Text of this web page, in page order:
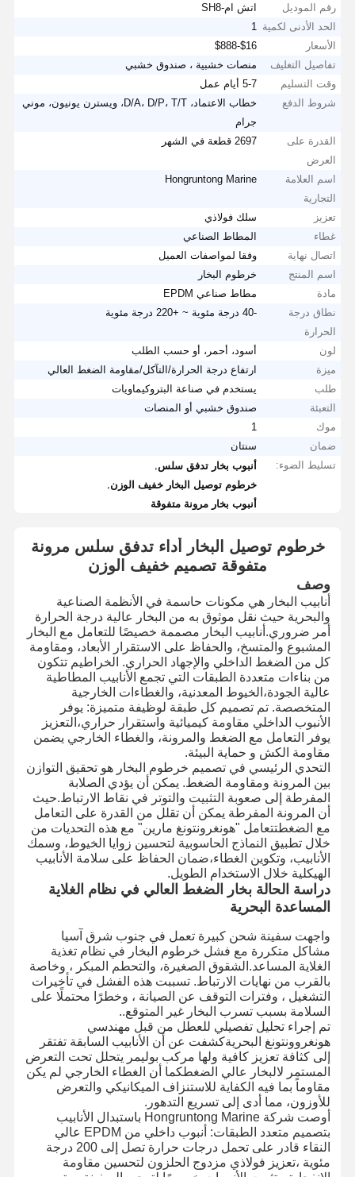
المنزل المنتجات
جولة في
المصنع
رقم الموديل
اتش ام-SH8
الحد الأدنى لكمية
1
الأسعار
$16-$888
تفاصيل التغليف
منصات خشبية ، صندوق خشبي
وقت التسليم
5-7 أيام عمل
شروط الدفع
خطاب الاعتماد، D/A، D/P، T/T، ويسترن يونيون، موني
جرام
القدرة على
العرض
2697 قطعة في الشهر
اسم العلامة
التجارية
Hongruntong Marine
تعزيز
سلك فولاذي
غطاء
المطاط الصناعي
اتصال نهاية
وفقا لمواصفات العميل
اسم المنتج
خرطوم البخار
مادة
مطاط صناعي EPDM
نطاق درجة
الحرارة
-40 درجة مئوية ~ +220 درجة مئوية
لون
أسود، أحمر، أو حسب الطلب
ميزة
ارتفاع درجة الحرارة/التآكل/مقاومة الضغط العالي
طلب
يستخدم في صناعة البتروكيماويات
التعبئة
صندوق خشبي أو المنصات
موك
1
ضمان
سنتان
تسليط الضوء:
أنبوب بخار تدفق سلس
خرطوم توصيل البخار خفيف الوزن
أنبوب بخار مرونة متفوقة
خرطوم توصيل البخار أداء تدفق سلس مرونة
متفوقة تصميم خفيف الوزن
وصف
أنابيب البخار هي مكونات حاسمة في الأنظمة الصناعية
والبحرية حيث نقل موثوق به من البخار عالية درجة الحرارة
أمر ضروري.أنابيب البخار مصممة خصيصًا للتعامل مع البخار
المشبوع والمتسخ، والحفاظ على الاستقرار الأبعاد، ومقاومة
كل من الضغط الداخلي والإجهاد الحراري. الخراطيم تتكون
من بناءات متعددة الطبقات التي تجمع الأنابيب المطاطية
عالية الجودة،الخيوط المعدنية، والغطاءات الخارجية
المتخصصة. تم تصميم كل طبقة لوظيفة متميزة: يوفر
الأنبوب الداخلي مقاومة كيميائية واستقرار حراري،التعزيز
يوفر التعامل مع الضغط والمرونة، والغطاء الخارجي يضمن
مقاومة الكش و حماية البيئة.
التحدي الرئيسي في تصميم خرطوم البخار هو تحقيق التوازن
بين المرونة ومقاومة الضغط. يمكن أن يؤدي الصلابة
المفرطة إلى صعوبة التثبيت والتوتر في نقاط الارتباط.حيث
أن المرونة المفرطة يمكن أن تقلل من القدرة على التعامل
مع الضغطتتعامل "هونغرونتونغ مارين" مع هذه التحديات من
خلال تطبيق النماذج الحاسوبية لتحسين زوايا الخيوط، وسمك
الأنابيب، وتكوين الغطاء،ضمان الحفاظ على سلامة الأنابيب
الهيكلية خلال الاستخدام الطويل.
دراسة الحالة بخار الضغط العالي في نظام الغلاية
المساعدة البحرية
واجهت سفينة شحن كبيرة تعمل في جنوب شرق آسيا
مشاكل متكررة مع فشل خرطوم البخار في نظام تغذية
الغلاية المساعد.الشقوق الصغيرة، والتحطم المبكر ، وخاصة
بالقرب من نهايات الارتباط. تسببت هذه الفشل في تأخيرات
التشغيل ، وفترات التوقف عن الصيانة ، وخطرًا محتملًا على
السلامة بسبب تسرب البخار غير المتوقع..
تم إجراء تحليل تفصيلي للعطل من قبل مهندسي
هونغروونتونغ البحريةكشفت عن أن الأنابيب السابقة تفتقر
إلى كثافة تعزيز كافية ولها مركب بوليمر يتحلل تحت التعرض
المستمر لالبخار عالي الضغطكما أن الغطاء الخارجي لم يكن
مقاوماً بما فيه الكفاية للاستنزاف الميكانيكي والتعرض
للأوزون، مما أدى إلى تسريع التدهور.
أوصت شركة Hongruntong Marine باستبدال الأنابيب
بتصميم متعدد الطبقات: أنبوب داخلي من EPDM عالي
النقاء قادر على تحمل درجات حرارة تصل إلى 200 درجة
مئوية ،تعزيز فولاذي مزدوج الحلزون لتحسين مقاومة